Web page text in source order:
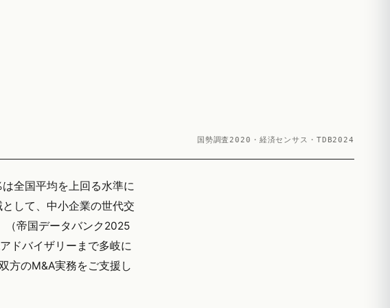
国勢調査2020・経済センサス・TDB2024
全国平均を上回る水準に
して、中小企業の世代交
（帝国データバンク2025
ドバイザリーまで多岐に
方のM&A実務をご支援し